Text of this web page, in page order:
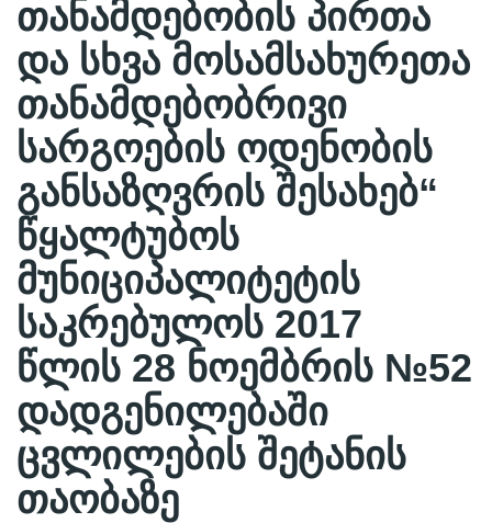
თანამდებობის პირთა
და სხვა მოსამსახურეთა
თანამდებობრივი
სარგოების ოდენობის
განსაზღვრის შესახებ“
წყალტუბოს
მუნიციპალიტეტის
საკრებულოს 2017
წლის 28 ნოემბრის №52
დადგენილებაში
ცვლილების შეტანის
თაობაზე